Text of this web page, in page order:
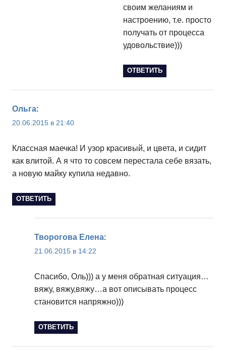
своим желаниям и
настроению, т.е. просто
получать от процесса
удовольствие)))
ОТВЕТИТЬ
Ольга:
20.06.2015 в 21:40
Классная маечка! И узор красивый, и цвета, и сидит
как влитой. А я что то совсем перестала себе вязать,
а новую майку купила недавно.
ОТВЕТИТЬ
Творогова Елена:
21.06.2015 в 14:22
Спасибо, Оль))) а у меня обратная ситуация…
вяжу, вяжу,вяжу…а вот описывать процесс
становится напряжно)))
ОТВЕТИТЬ